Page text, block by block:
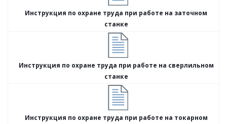
Инструкция по охране труда при работе на заточном
станке
Инструкция по охране труда при работе на сверлильном
станке
Инструкция по охране труда при работе на токарном